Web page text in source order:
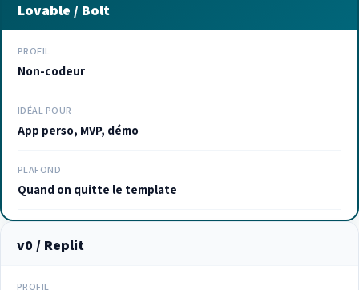
Lovable / Bolt
PROFIL
Non-codeur
IDÉAL POUR
App perso, MVP, démo
PLAFOND
Quand on quitte le template
v0 / Replit
PROFIL